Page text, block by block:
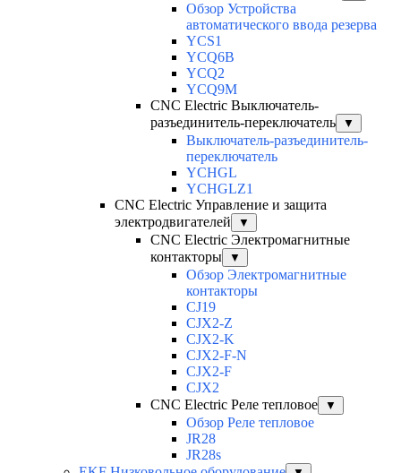
Обзор Устройства
автоматического ввода резерва
YCS1
YCQ6B
YCQ2
YCQ9M
CNC Electric Выключатель-
разъединитель-переключатель
▼
Выключатель-разъединитель-
переключатель
YCHGL
YCHGLZ1
CNC Electric Управление и защита
электродвигателей
▼
CNC Electric Электромагнитные
контакторы
▼
Обзор Электромагнитные
контакторы
CJ19
CJX2-Z
CJX2-K
CJX2-F-N
CJX2-F
CJX2
CNC Electric Реле тепловое
▼
Обзор Реле тепловое
JR28
JR28s